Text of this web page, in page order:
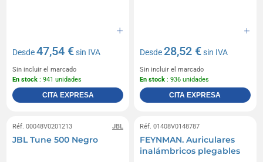
Desde47,54 €sin IVA
Sin incluir el marcado
En stock : 941 unidades
CITA EXPRESA
Desde28,52 €sin IVA
Sin incluir el marcado
En stock : 936 unidades
CITA EXPRESA
JBL
Réf. 00048V0201213
JBL Tune 500 Negro
Réf. 01408V0148787
FEYNMAN. Auriculares
inalámbricos plegables